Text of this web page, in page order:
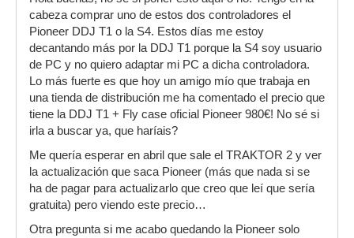
cabeza comprar uno de estos dos controladores el
Pioneer DDJ T1 o la S4. Estos días me estoy
decantando más por la DDJ T1 porque la S4 soy usuario
de PC y no quiero adaptar mi PC a dicha controladora.
Lo más fuerte es que hoy un amigo mío que trabaja en
una tienda de distribución me ha comentado el precio que
tiene la DDJ T1 + Fly case oficial Pioneer 980€! No sé si
irla a buscar ya, que haríais?
Me quería esperar en abril que sale el TRAKTOR 2 y ver
la actualización que saca Pioneer (más que nada si se
ha de pagar para actualizarlo que creo que leí que sería
gratuita) pero viendo este precio…
Otra pregunta si me acabo quedando la Pioneer solo